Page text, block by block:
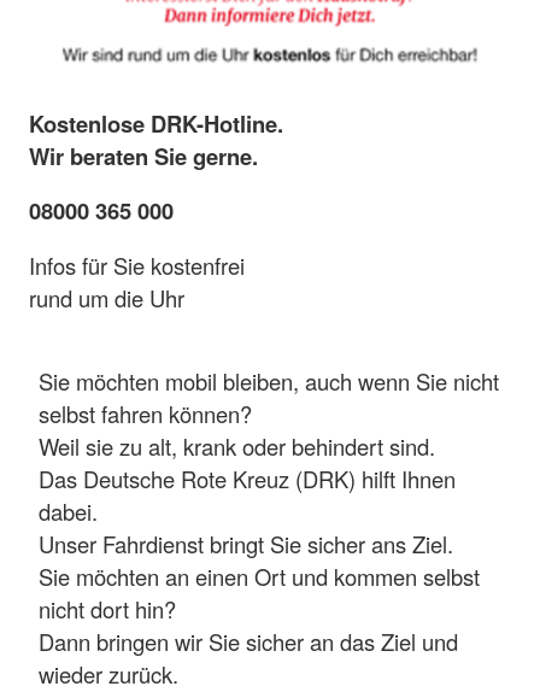
Kostenlose DRK-Hotline.
Wir beraten Sie gerne.
08000 365 000
Infos für Sie kostenfrei
rund um die Uhr
Sie möchten mobil bleiben, auch wenn Sie nicht
selbst fahren können?
Weil sie zu alt, krank oder behindert sind.
Das Deutsche Rote Kreuz (DRK) hilft Ihnen
dabei.
Unser Fahrdienst bringt Sie sicher ans Ziel.
Sie möchten an einen Ort und kommen selbst
nicht dort hin?
Dann bringen wir Sie sicher an das Ziel und
wieder zurück.